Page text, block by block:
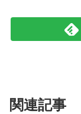
関連記事